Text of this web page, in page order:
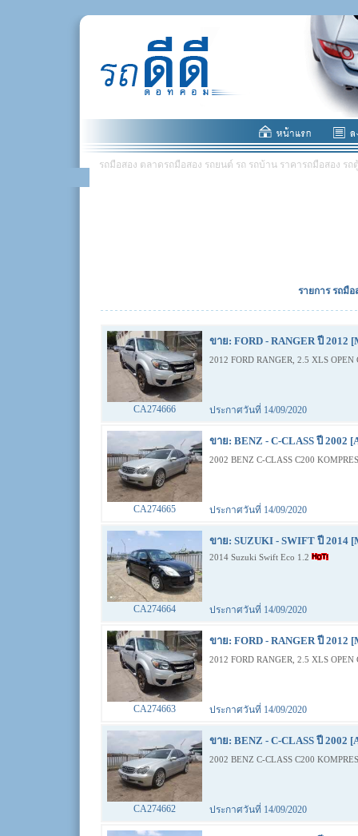
รถมือสอง ตลาดรถมือสอง รถยนต์ รถ รถบ้าน ราคารถมือสอง รถ
รายการ รถมื
ขาย: FORD - RANGER ปี 2012
2012 FORD RANGER, 2.5 XLS
CA274666 ประกาศวันที่ 14/09/2020
ขาย: BENZ - C-CLASS ปี 2002
2002 BENZ C-CLASS C200
CA274665 ประกาศวันที่ 14/09/2020
ขาย: SUZUKI - SWIFT ปี 2014
2014 Suzuki Swift Eco 1.2
CA274664 ประกาศวันที่ 14/09/2020
ขาย: FORD - RANGER ปี 2012
2012 FORD RANGER, 2.5 XLS
CA274663 ประกาศวันที่ 14/09/2020
ขาย: BENZ - C-CLASS ปี 2002
2002 BENZ C-CLASS C200
CA274662 ประกาศวันที่ 14/09/2020